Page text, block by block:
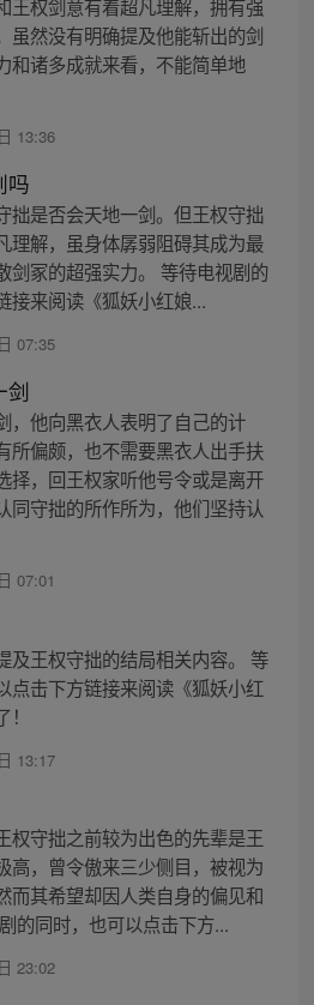
王权剑意有着超凡理解，拥有强
虽然没有明确提及他能斩出的剑
和诸多成就来看，不能简单地
13:36
吗
拙是否会天地一剑。但王权守拙
理解，虽身体孱弱阻碍其成为最
剑冢的超强实力。 等待电视剧的
接来阅读《狐妖小红娘...
07:35
剑
，他向黑衣人表明了自己的计
所偏颇，也不需要黑衣人出手扶
择，回王权家听他号令或是离开
同守拙的所作所为，他们坚持认
07:01
及王权守拙的结局相关内容。 等
点击下方链接来阅读《狐妖小红
13:17
权守拙之前较为出色的先辈是王
高，曾令傲来三少侧目，被视为
而其希望却因人类自身的偏见和
的同时，也可以点击下方...
23:02